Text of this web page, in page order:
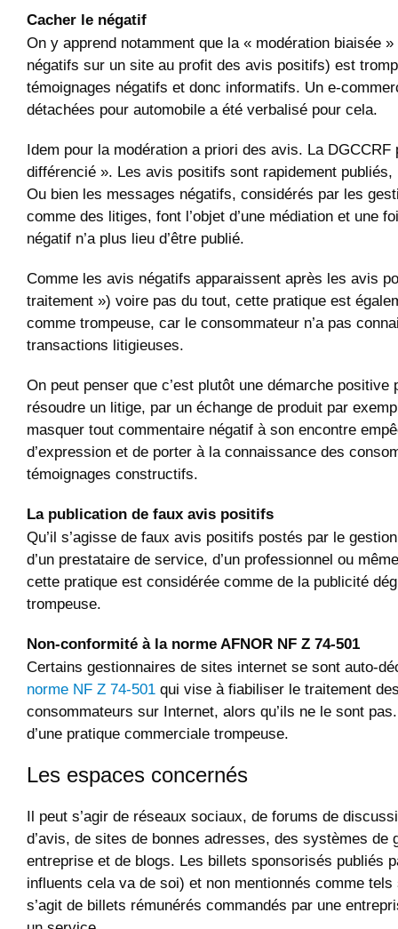
Cacher le négatif
On y apprend notamment que la « modération biaisée
négatifs sur un site au profit des avis positifs) est
témoignages négatifs et donc informatifs. Un e-
détachées pour automobile a été verbalisé pour cela.
Idem pour la modération a priori des avis. La DGCCRF
différencié ». Les avis positifs sont rapidement
Ou bien les messages négatifs, considérés par les
comme des litiges, font l’objet d’une médiation et une
négatif n’a plus lieu d’être publié.
Comme les avis négatifs apparaissent après les avis
traitement ») voire pas du tout, cette pratique est
comme trompeuse, car le consommateur n’a pas
transactions litigieuses.
On peut penser que c’est plutôt une démarche positive
résoudre un litige, par un échange de produit par
masquer tout commentaire négatif à son encontre
d’expression et de porter à la connaissance des
témoignages constructifs.
La publication de faux avis positifs
Qu’il s’agisse de faux avis positifs postés par le
d’un prestataire de service, d’un professionnel ou
cette pratique est considérée comme de la publicité
trompeuse.
Non-conformité à la norme AFNOR NF Z 74-501
Certains gestionnaires de sites internet se sont auto-
norme NF Z 74-501 qui vise à fiabiliser le traitement
consommateurs sur Internet, alors qu’ils ne le sont
d’une pratique commerciale trompeuse.
Les espaces concernés
Il peut s’agir de réseaux sociaux, de forums de
d’avis, de sites de bonnes adresses, des systèmes de
entreprise et de blogs. Les billets sponsorisés publiés
influents cela va de soi) et non mentionnés comme
s’agit de billets rémunérés commandés par une